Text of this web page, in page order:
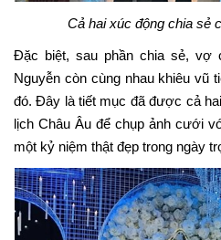
Cả hai xúc động chia sẻ
Đặc biệt, sau phần chia sẻ, vợ
Nguyễn còn cùng nhau khiêu vũ
đó. Đây là tiết mục đã được cả
lịch Châu Âu để chụp ảnh cưới
một kỷ niệm thật đẹp trong ngày